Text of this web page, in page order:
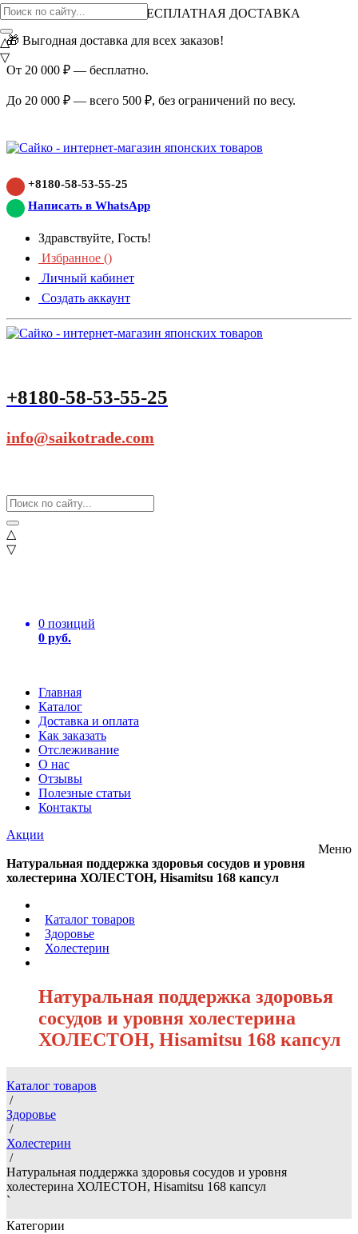
ВНИМАНИЕ АКЦИЯ!
БЕСПЛАТНАЯ ДОСТАВКА
🎁 Выгодная доставка для всех заказов!
От 20 000 ₽ — бесплатно.
До 20 000 ₽ — всего 500 ₽, без ограничений по весу.
+8180-58-53-55-25
Написать в WhatsApp
Здравствуйте, Гость!
Избранное ()
Личный кабинет
Создать аккаунт
+8180-58-53-55-25
info@saikotrade.com
△
▽
0 позиций
0 руб.
Главная
Каталог
Доставка и оплата
Как заказать
Отслеживание
О нас
Отзывы
Полезные статьи
Контакты
Акции
△
▽
Меню
Натуральная поддержка здоровья сосудов и уровня
холестерина ХОЛЕСТОН, Hisamitsu 168 капсул
Каталог товаров
Здоровье
Холестерин
Натуральная поддержка здоровья
сосудов и уровня холестерина
ХОЛЕСТОН, Hisamitsu 168 капсул
Каталог товаров
/
Здоровье
/
Холестерин
/
Натуральная поддержка здоровья сосудов и уровня
холестерина ХОЛЕСТОН, Hisamitsu 168 капсул
`
Категории